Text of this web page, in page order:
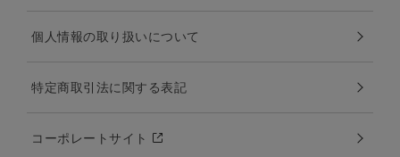
個人情報の取り扱いについて
特定商取引法に関する表記
コーポレートサイト